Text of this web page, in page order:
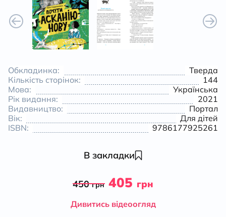
Обкладинка:
Тверда
Кількість сторінок:
144
Мова:
Українська
Рік видання:
2021
Видавництво:
Портал
Вік:
Для дітей
ISBN:
9786177925261
В закладки
450грн 405 грн
Дивитись відеоогляд